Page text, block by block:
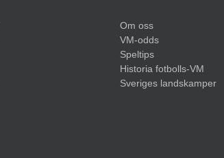
Om oss
VM-odds
Speltips
Historia fotbolls-VM
Sveriges landskamper